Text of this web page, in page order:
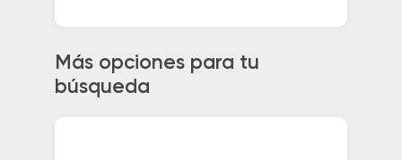
Más opciones para tu
búsqueda